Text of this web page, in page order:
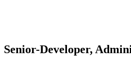
Senior-Developer,